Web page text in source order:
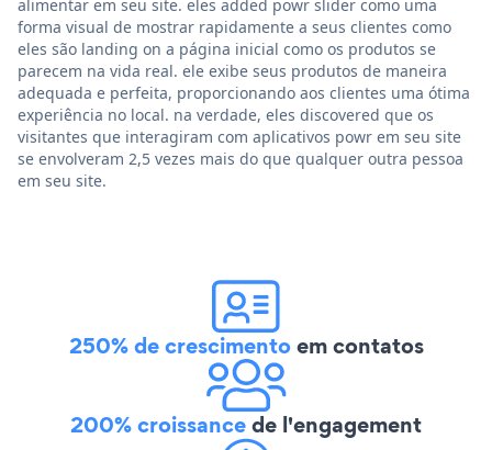
alimentar em seu site. eles added powr slider como uma
forma visual de mostrar rapidamente a seus clientes como
eles são landing on a página inicial como os produtos se
parecem na vida real. ele exibe seus produtos de maneira
adequada e perfeita, proporcionando aos clientes uma ótima
experiência no local. na verdade, eles discovered que os
visitantes que interagiram com aplicativos powr em seu site
se envolveram 2,5 vezes mais do que qualquer outra pessoa
em seu site.
250% de crescimentoem contatos
200% croissancede l'engagement